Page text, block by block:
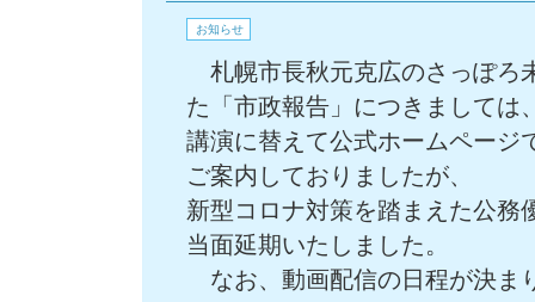
お知らせ
札幌市長秋元克広のさっぽろ
た「市政報告」につきましては
講演に替えて公式ホームページ
ご案内しておりましたが、
新型コロナ対策を踏まえた公務
当面延期いたしました。
なお、動画配信の日程が決ま